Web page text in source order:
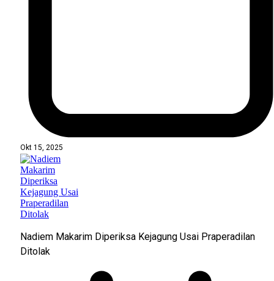
Okt 15, 2025
Nadiem Makarim Diperiksa Kejagung Usai Praperadilan
Ditolak